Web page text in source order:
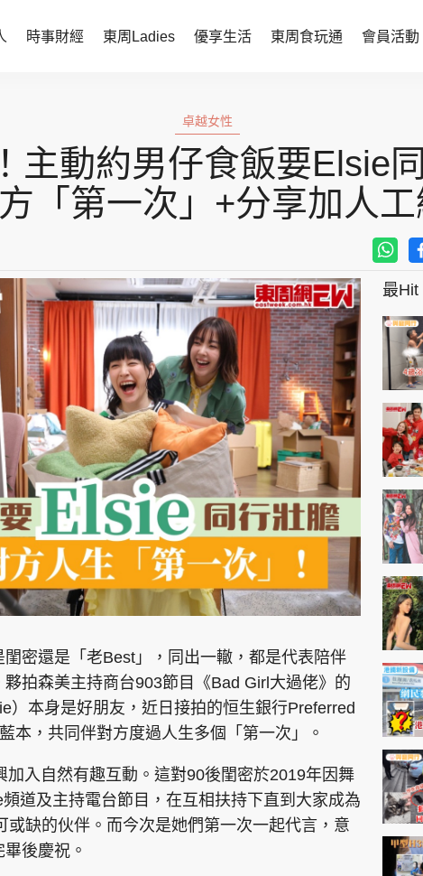
時事財經 東周Ladies 優享生活 東周食玩通 會員活動
財經智庫
焦點人物
談情說性
時尚生活
健康醫美
員活動
周JETSO
玄學靈異
東勝運程
智富天下 李居明
神機妙算 李丞責
緣來有理 麥玲玲
鬼靈精怪 威師兄
PCM 電腦廣場 星島頭條 星島日報 頭條日報 星島環
EDUPLUS
Copyright © 東周網 版權所有 .
卓越女性
主動約男仔食飯要Elsie
「第一次」+分享加人工
密還是「老Best」，同出一轍，都是代表陪伴
拍森美主持商台903節目《Bad Girl大過佬》的
）本身是好朋友，近日接拍的恒生銀行Preferred
本，共同伴對方度過人生多個「第一次」。
加入自然有趣互動。這對90後閨密於2019年因舞
道及主持電台節目，在互相扶持下直到大家成為
或缺的伙伴。而今次是她們第一次一起代言，意
後慶祝。
最Hit